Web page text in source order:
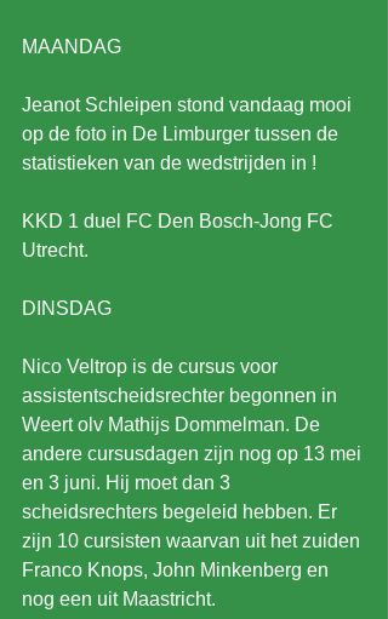
MAANDAG
Jeanot Schleipen stond vandaag mooi
op de foto in De Limburger tussen de
statistieken van de wedstrijden in !
KKD 1 duel FC Den Bosch-Jong FC
Utrecht.
DINSDAG
Nico Veltrop is de cursus voor
assistentscheidsrechter begonnen in
Weert olv Mathijs Dommelman. De
andere cursusdagen zijn nog op 13 mei
en 3 juni. Hij moet dan 3
scheidsrechters begeleid hebben. Er
zijn 10 cursisten waarvan uit het zuiden
Franco Knops, John Minkenberg en
nog een uit Maastricht.